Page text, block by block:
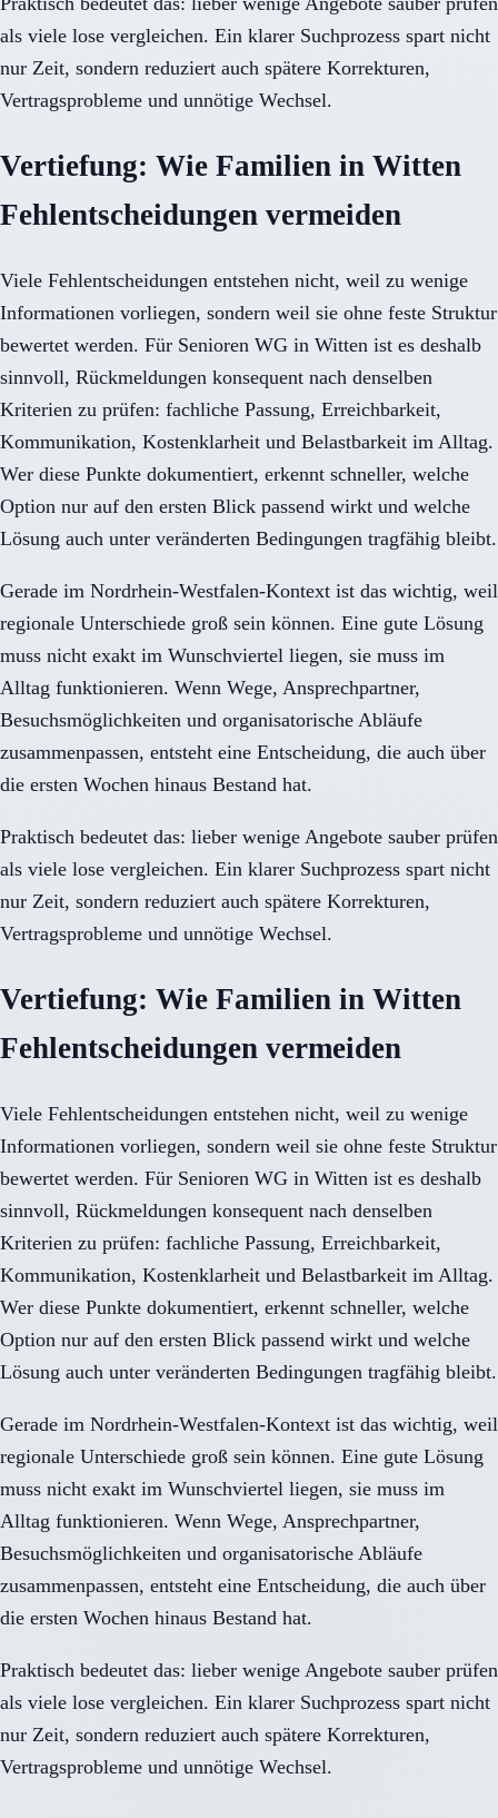
als viele lose vergleichen. Ein klarer Suchprozess spart nicht
nur Zeit, sondern reduziert auch spätere Korrekturen,
Vertragsprobleme und unnötige Wechsel.
Vertiefung: Wie Familien in Witten
Fehlentscheidungen vermeiden
Viele Fehlentscheidungen entstehen nicht, weil zu wenige
Informationen vorliegen, sondern weil sie ohne feste Struktur
bewertet werden. Für Senioren WG in Witten ist es deshalb
sinnvoll, Rückmeldungen konsequent nach denselben
Kriterien zu prüfen: fachliche Passung, Erreichbarkeit,
Kommunikation, Kostenklarheit und Belastbarkeit im Alltag.
Wer diese Punkte dokumentiert, erkennt schneller, welche
Option nur auf den ersten Blick passend wirkt und welche
Lösung auch unter veränderten Bedingungen tragfähig bleibt.
Gerade im Nordrhein-Westfalen-Kontext ist das wichtig, weil
regionale Unterschiede groß sein können. Eine gute Lösung
muss nicht exakt im Wunschviertel liegen, sie muss im
Alltag funktionieren. Wenn Wege, Ansprechpartner,
Besuchsmöglichkeiten und organisatorische Abläufe
zusammenpassen, entsteht eine Entscheidung, die auch über
die ersten Wochen hinaus Bestand hat.
Praktisch bedeutet das: lieber wenige Angebote sauber prüfen
als viele lose vergleichen. Ein klarer Suchprozess spart nicht
nur Zeit, sondern reduziert auch spätere Korrekturen,
Vertragsprobleme und unnötige Wechsel.
Vertiefung: Wie Familien in Witten
Fehlentscheidungen vermeiden
Viele Fehlentscheidungen entstehen nicht, weil zu wenige
Informationen vorliegen, sondern weil sie ohne feste Struktur
bewertet werden. Für Senioren WG in Witten ist es deshalb
sinnvoll, Rückmeldungen konsequent nach denselben
Kriterien zu prüfen: fachliche Passung, Erreichbarkeit,
Kommunikation, Kostenklarheit und Belastbarkeit im Alltag.
Wer diese Punkte dokumentiert, erkennt schneller, welche
Option nur auf den ersten Blick passend wirkt und welche
Lösung auch unter veränderten Bedingungen tragfähig bleibt.
Gerade im Nordrhein-Westfalen-Kontext ist das wichtig, weil
regionale Unterschiede groß sein können. Eine gute Lösung
muss nicht exakt im Wunschviertel liegen, sie muss im
Alltag funktionieren. Wenn Wege, Ansprechpartner,
Besuchsmöglichkeiten und organisatorische Abläufe
zusammenpassen, entsteht eine Entscheidung, die auch über
die ersten Wochen hinaus Bestand hat.
Praktisch bedeutet das: lieber wenige Angebote sauber prüfen
als viele lose vergleichen. Ein klarer Suchprozess spart nicht
nur Zeit, sondern reduziert auch spätere Korrekturen,
Vertragsprobleme und unnötige Wechsel.